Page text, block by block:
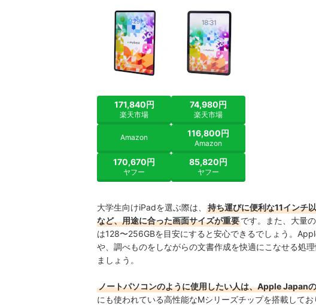
171,840円
楽天市場
Amazon
170,670円
ヤフー
74,980円
楽天市場
116,800円
Amazon
85,820円
ヤフー
大学生向けiPadを選ぶ際は、
持ち運びに便利な11インチ
など、用途に合った画面サイズが重要です。また、大量
は128〜256GBを目安にすると安心できるでしょう。
や、調べものをしながらの文書作成を快適にこなせる処
ましょう。
ノートパソコンのように使用したい人は、Apple Japan
にも使われている高性能なMシリーズチップを搭載して